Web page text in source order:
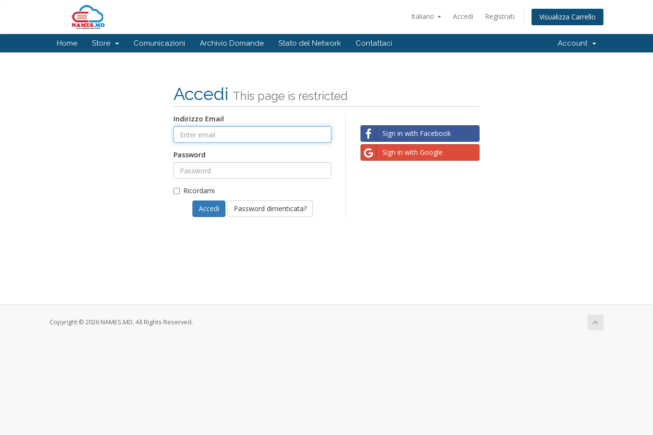
Italiano Accedi Registrati Visualizza Carrello
Home Store Comunicazioni Archivio Domande Stato del Network Contattaci Account
Accedi This page is restricted
Indirizzo Email
Password
Ricordami
Password dimenticata?
Sign in with Facebook
Sign in with Google
Copyright © 2026 NAMES.MD. All Rights Reserved.